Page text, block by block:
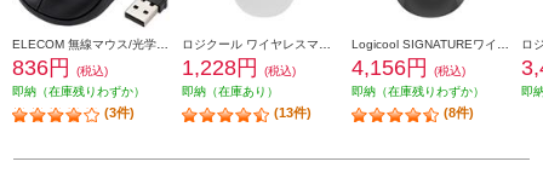
836円
(税込)
即納（在庫残りわずか）
(3件)
1,228円
(税込)
即納（在庫あり）
(13件)
4,156円
(税込)
即納（在庫残りわずか）
(8件)
即